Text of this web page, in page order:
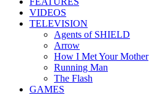
VIDEOS
TELEVISION
Agents of SHIELD
Arrow
How I Met Your Mother
Running Man
The Flash
GAMES